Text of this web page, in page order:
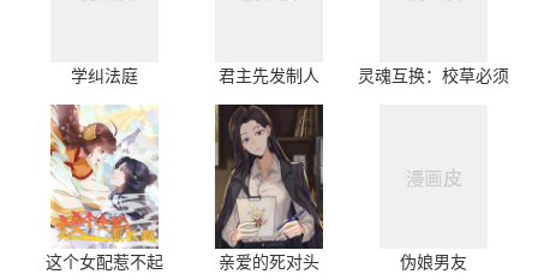
学纠法庭 君主先发制人
灵魂互换：校草必须
这个女配惹不起 亲爱的死对头 伪娘男友